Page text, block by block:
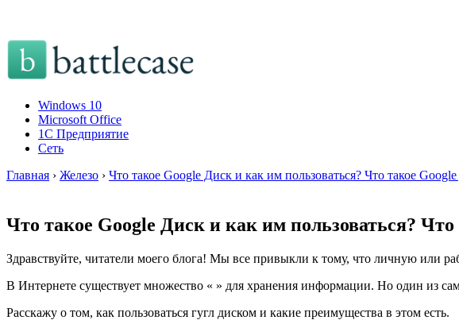
Windows 10
Microsoft Office
1C Предприятие
Сеть
Главная › Железо › Что такое Google Диск и как им пользоваться? Что такое
Что такое Google Диск и как им пользоваться?
Здравствуйте, читатели моего блога! Мы все привыкли к тому, что личную или
В Интернете существует множество « » для хранения информации. Но один из
Расскажу о том, как пользоваться гугл диском и какие преимущества в этом есть.